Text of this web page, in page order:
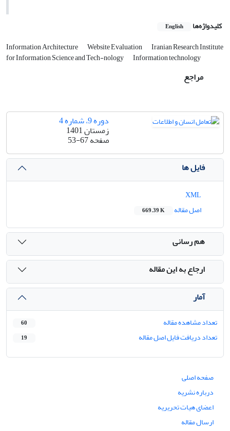
کلیدواژه‌ها English
Information Architecture Website Evaluation Iranian Research Institute
for Information Science and Tech-nology Information technology
مراجع
دوره 9، شماره 4
زمستان 1401
صفحه53-67
فایل ها
اصل مقاله
669.39 K
هم رسانی
ارجاع به این مقاله
آمار
تعداد مشاهده مقاله 60
تعداد دریافت فایل اصل مقاله 19
صفحه اصلی
درباره نشریه
اعضای هیات تحریریه
ارسال مقاله